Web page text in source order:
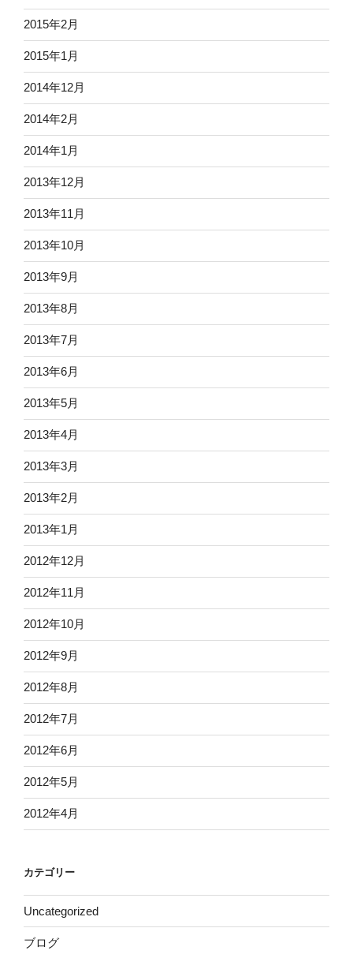
2015年2月
2015年1月
2014年12月
2014年2月
2014年1月
2013年12月
2013年11月
2013年10月
2013年9月
2013年8月
2013年7月
2013年6月
2013年5月
2013年4月
2013年3月
2013年2月
2013年1月
2012年12月
2012年11月
2012年10月
2012年9月
2012年8月
2012年7月
2012年6月
2012年5月
2012年4月
カテゴリー
Uncategorized
ブログ